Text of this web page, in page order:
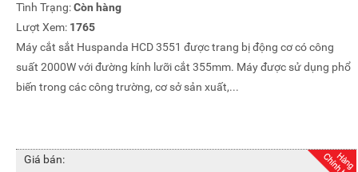
Tình Trạng:Còn hàng
Lượt Xem: 1765
Máy cắt sắt Huspanda HCD 3551 được trang bị động cơ có công
suất 2000W với đường kính lưỡi cắt 355mm. Máy được sử dụng phổ
biến trong các công trường, cơ sở sản xuất,...
Giá bán: